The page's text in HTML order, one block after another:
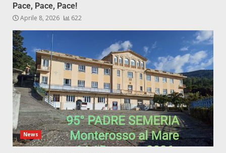
Pace, Pace, Pace!
Aprile 8, 2026 622
News